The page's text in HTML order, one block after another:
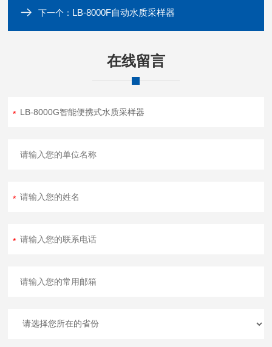
下一个： LB-8000F自动水质采样器
在线留言